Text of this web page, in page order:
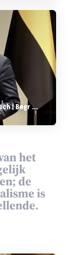
| Begr ...
het
de
is